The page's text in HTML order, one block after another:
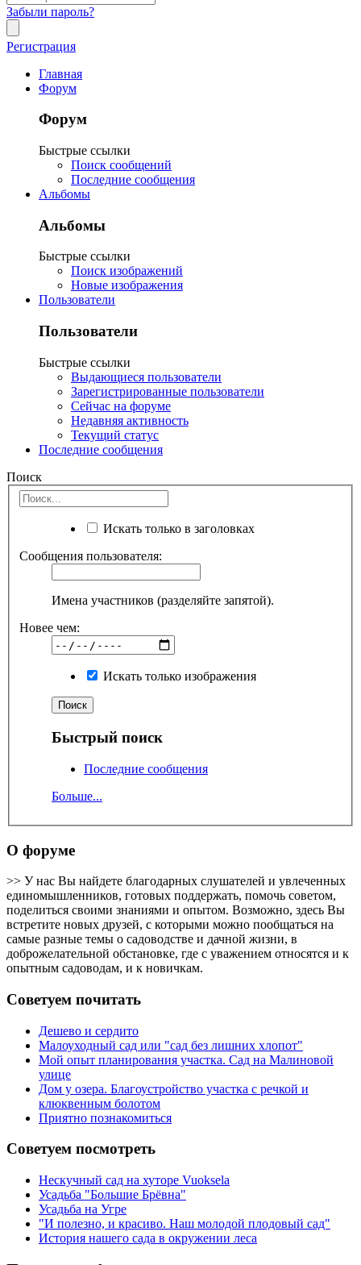
Забыли пароль?
Регистрация
Главная
Форум
Форум
Быстрые ссылки
Поиск сообщений
Последние сообщения
Альбомы
Альбомы
Быстрые ссылки
Поиск изображений
Новые изображения
Пользователи
Пользователи
Быстрые ссылки
Выдающиеся пользователи
Зарегистрированные пользователи
Сейчас на форуме
Недавняя активность
Текущий статус
Последние сообщения
Поиск
Искать только в заголовках
Сообщения пользователя:
Имена участников (разделяйте запятой).
Новее чем:
Искать только изображения
Быстрый поиск
Последние сообщения
Больше...
О форуме
>> У нас Вы найдете благодарных слушателей и увлеченных
единомышленников, готовых поддержать, помочь советом,
поделиться своими знаниями и опытом. Возможно, здесь Вы
встретите новых друзей, с которыми можно пообщаться на
самые разные темы о садоводстве и дачной жизни, в
доброжелательной обстановке, где с уважением относятся и к
опытным садоводам, и к новичкам.
Советуем почитать
Дешево и сердито
Малоуходный сад или "сад без лишних хлопот"
Мой опыт планирования участка. Сад на Малиновой
улице
Дом у озера. Благоустройство участка с речкой и
клюквенным болотом
Приятно познакомиться
Советуем посмотреть
Нескучный сад на хуторе Vuoksela
Усадьба "Большие Брёвна"
Усадьба на Угре
"И полезно, и красиво. Наш молодой плодовый сад"
История нашего сада в окружении леса